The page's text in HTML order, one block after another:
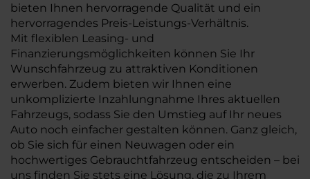
bieten Ihnen hervorragende Qualität und ein
hervorragendes Preis-Leistungs-Verhältnis.
Mit flexiblen Leasing- und
Finanzierungsmöglichkeiten können Sie Ihr
Wunschfahrzeug zu attraktiven Konditionen
erwerben. Zudem bieten wir Ihnen eine
unkomplizierte Inzahlungnahme Ihres aktuellen
Fahrzeugs, sodass Sie den Umstieg auf Ihr neues
Auto noch einfacher gestalten können. Ganz gleich,
ob Sie sich für einen Neuwagen oder ein
hochwertiges Gebrauchtfahrzeug entscheiden – bei
uns finden Sie stets eine Lösung, die zu Ihrem